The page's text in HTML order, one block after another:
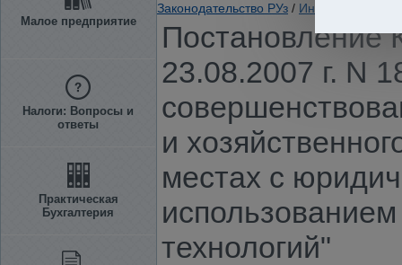
Малое предприятие
Налоги: Вопросы и
ответы
Практическая
Бухгалтерия
Законодательство РУз / Информация.
Постановление
23.08.2007 г. N
и
местах с
технологий"